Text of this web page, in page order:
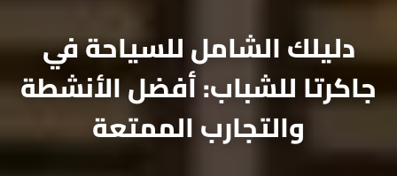
دليلك الشامل للسياحة في
جاكرتا للشباب: أفضل الأنشطة
والتجارب الممتعة